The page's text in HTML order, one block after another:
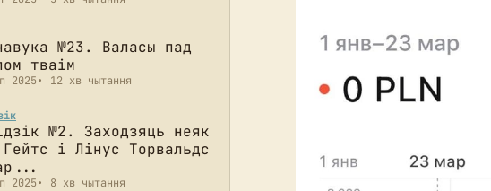
№23. Валасы пад
тваім
2025 12 хв чытання
№2. Заходзяць неяк
і Лінус Торвальдс
2025 8 хв чытання